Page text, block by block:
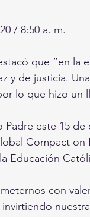
/ 8:50 a. m.
que “en la
y de justicia.
lo que hizo un
Padre este 15
Compact
Educación
con